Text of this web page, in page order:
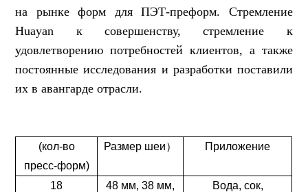
на рынке форм для ПЭТ-преформ. Стремление
Huayan к совершенству, стремление к
удовлетворению потребностей клиентов, а также
постоянные исследования и разработки поставили
их в авангарде отрасли.
(кол-во
пресс-форм)
Размер шеи） Приложение
18
48 мм, 38 мм,
Вода, сок,